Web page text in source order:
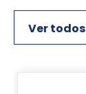
Ver todos